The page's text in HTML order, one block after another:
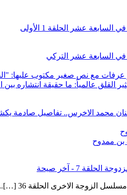
عشر الحلقة 1 الأولى
السابعة عشر التركي
القلق عالمياً: ما حقيقة انتشاره
محمد الاخرس.. تفاصيل صادمة
بن ممدوح
7 - آخر صيحة
الزوجة الاخرى الحلقة 36 […]...